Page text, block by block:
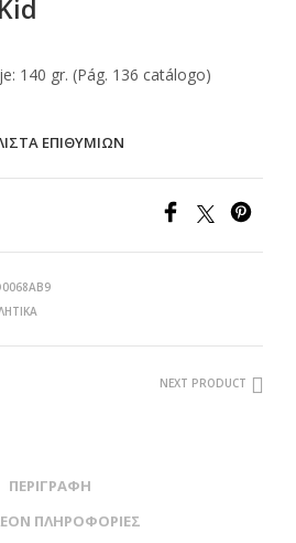
140 gr. (Pág. 136 catálogo)
ΕΠΙΘΥΜΙΏΝ
NEXT PRODUCT
ΠΕΡΙΓΡΑΦΉ
ΠΛΗΡΟΦΟΡΊΕΣ